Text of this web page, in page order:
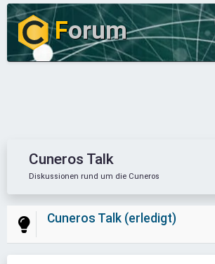
Forum
Cuneros Talk
Diskussionen rund um die Cuneros
Cuneros Talk (erledigt)